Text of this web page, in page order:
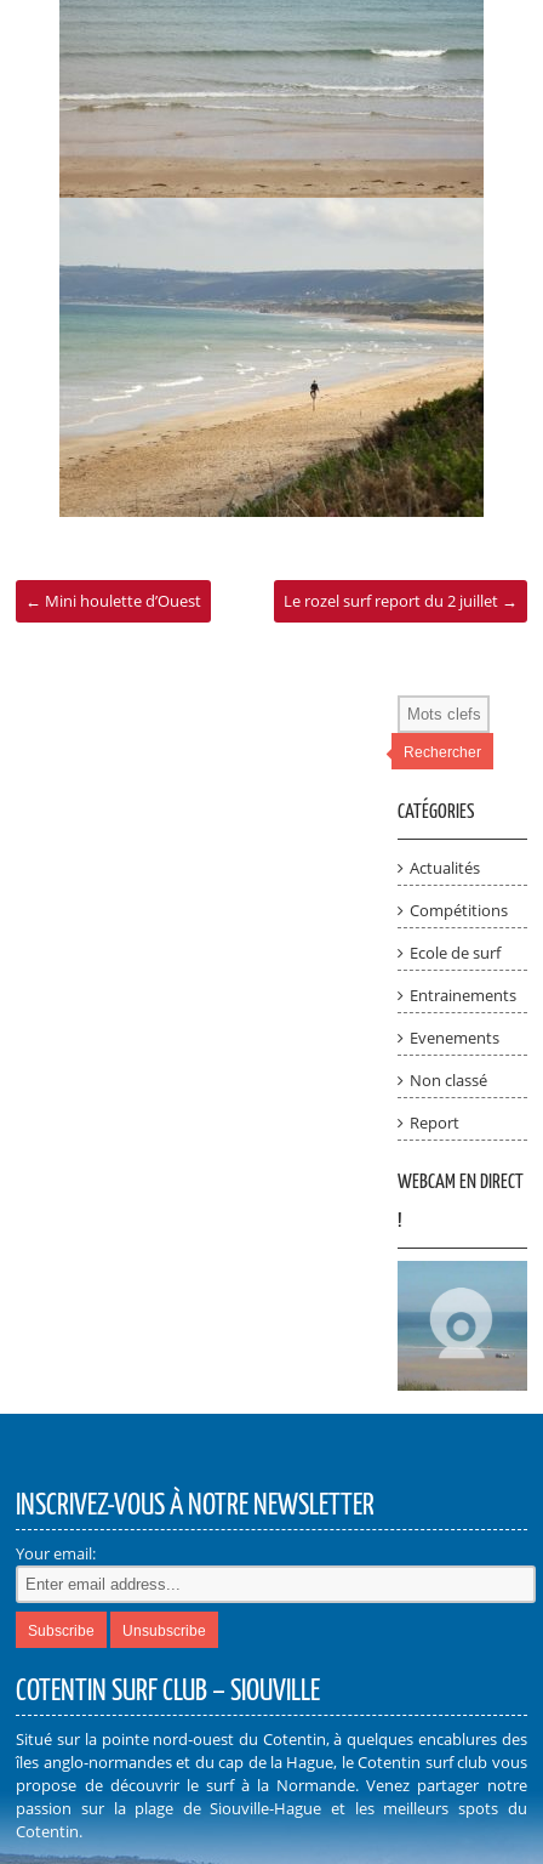
← Mini houlette d’Ouest Le rozel surf report du 2 juillet →
Rechercher
CATÉGORIES
Actualités
Compétitions
Ecole de surf
Entrainements
Evenements
Non classé
Report
WEBCAM EN DIRECT
!
INSCRIVEZ-VOUS À NOTRE NEWSLETTER
Your email:
COTENTIN SURF CLUB – SIOUVILLE
Situé sur la pointe nord-ouest du Cotentin, à quelques encablures des
îles anglo-normandes et du cap de la Hague, le Cotentin surf club vous
propose de découvrir le surf à la Normande. Venez partager notre
passion sur la plage de Siouville-Hague et les meilleurs spots du
Cotentin.